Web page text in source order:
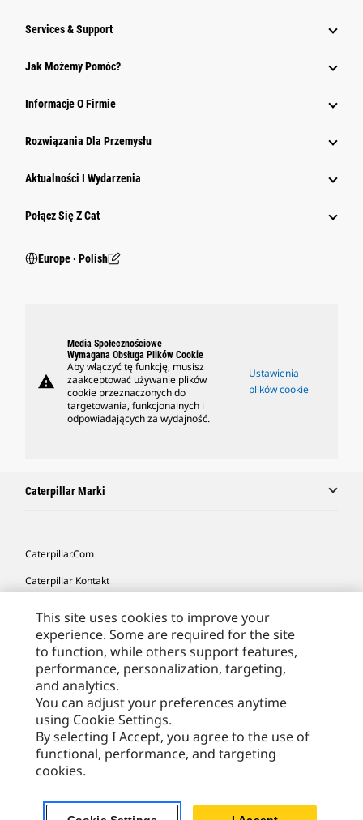
Services & Support
Jak Możemy Pomóc?
Informacje O Firmie
Rozwiązania Dla Przemysłu
Aktualności I Wydarzenia
Połącz Się Z Cat
Europe ‧ Polish
warning
Media Społecznościowe
Wymagana Obsługa Plików Cookie
Aby włączyć tę funkcję, musisz
zaakceptować używanie plików
cookie przeznaczonych do
targetowania, funkcjonalnych i
odpowiadających za wydajność.
Ustawienia
plików cookie
Caterpillar Marki
Caterpillar.com
Caterpillar Kontakt
Moje Preferencje Marketingowe
Site Map
Cookie Settings
Legal
Privacy
Europe - Polish© 2026 Caterpillar. Wszelkie prawa zastrzeżone.
This site uses cookies to improve your
experience. Some are required for the site
to function, while others support features,
performance, personalization, targeting,
and analytics.
You can adjust your preferences anytime
using Cookie Settings.
By selecting I Accept, you agree to the use of
functional, performance, and targeting
cookies.